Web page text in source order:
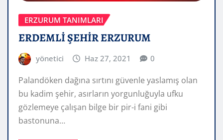
ERZURUM TANIMLARI
ERDEMLİ ŞEHİR ERZURUM
yönetici Haz 27, 2021 0
Palandöken dağına sırtını güvenle yaslamış olan
bu kadim şehir, asırların yorgunluğuyla ufku
gözlemeye çalışan bilge bir pir-i fani gibi
bastonuna…